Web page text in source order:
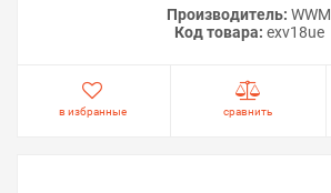
Производитель: WWM
Код товара: exv18ue
в избранные сравнить